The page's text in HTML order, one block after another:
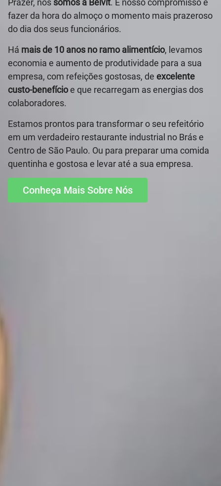
Prazer, nós somos a Belvit. E nosso compromisso é
fazer da hora do almoço o momento mais prazeroso
do dia dos seus funcionários.
Há mais de 10 anos no ramo alimentício, levamos
economia e aumento de produtividade para a sua
empresa, com refeições gostosas, de excelente
custo-benefícioe que recarregam as energias dos
colaboradores.
Estamos prontos para transformar o seu refeitório
em um verdadeiro restaurante industrial no Brás e
Centro de São Paulo. Ou para preparar uma comida
quentinha e gostosa e levar até a sua empresa.
Conheça Mais Sobre Nós